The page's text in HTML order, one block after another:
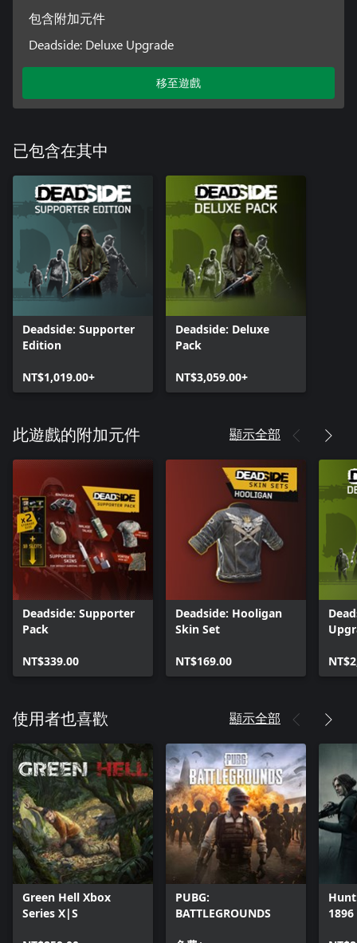
包含附加元件
Deadside: Deluxe Upgrade
移至遊戲
已包含在其中
Deadside: Supporter
Edition
NT$1,019.00+
Deadside: Deluxe
Pack
NT$3,059.00+
此遊戲的附加元件 顯示全部
Deadside: Supporter
Pack
NT$339.00
Deadside: Hooligan
Skin Set
NT$169.00
使用者也喜歡 顯示全部
Green Hell Xbox
Series X|S
PUBG:
BATTLEGROUNDS
1896